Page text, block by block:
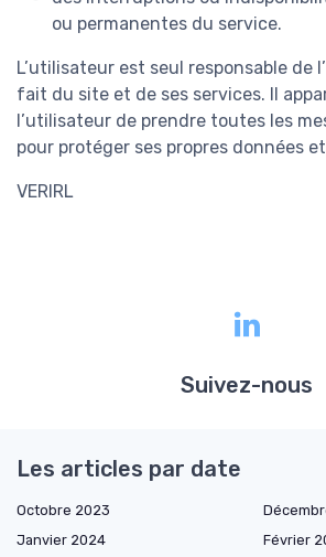
ou permanentes du service.
L’utilisateur est seul responsable de
fait du site et de ses services. Il
l’utilisateur de prendre toutes les
pour protéger ses propres données
VERIRL
Suivez-nous
Les articles par date
Octobre 2023
Janvier 2024
Février